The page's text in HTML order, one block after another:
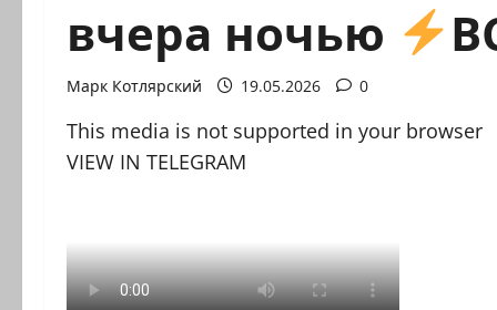
вчера ночью
Марк Котлярский 19.05.2026 0
This media is not supported in your browser
VIEW IN TELEGRAM